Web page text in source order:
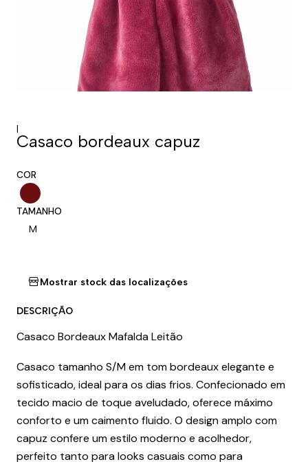
|
Casaco bordeaux capuz
COR
TAMANHO
M
Mostrar stock das localizações
DESCRIÇÃO
Casaco Bordeaux Mafalda Leitão
Casaco tamanho S/M em tom bordeaux elegante e
sofisticado, ideal para os dias frios. Confecionado em
tecido macio de toque aveludado, oferece máximo
conforto e um caimento fluido. O design amplo com
capuz confere um estilo moderno e acolhedor,
perfeito tanto para looks casuais como para